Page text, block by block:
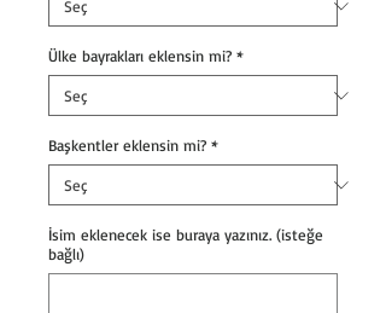
Ülke bayrakları eklensin mi? *
Başkentler eklensin mi? *
İsim eklenecek ise buraya yazınız. (isteğe
bağlı)